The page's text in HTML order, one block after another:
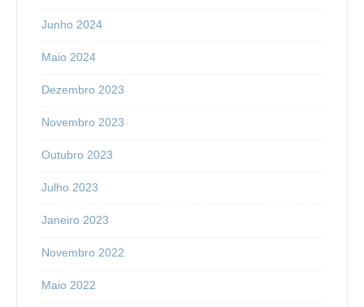
Junho 2024
Maio 2024
Dezembro 2023
Novembro 2023
Outubro 2023
Julho 2023
Janeiro 2023
Novembro 2022
Maio 2022